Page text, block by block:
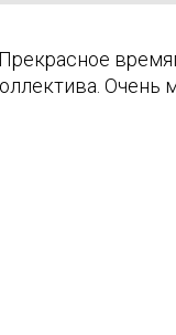
Прекрасное
Очень